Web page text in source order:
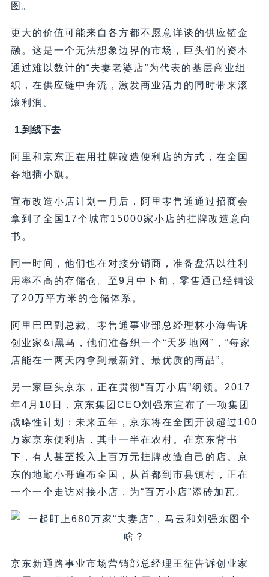
图。
更大的价值可能来自各方都不愿意详谈的供应链金
融。这是一个无法想象边界的市场，巨头们的资本
通过难以数计的“夫妻老婆店”为代表的基层商业组
织，在供应链中奔流，激发商业活力的同时带来滚
滚利润。
1.到线下去
阿里和京东正在用挂牌改造便利店的方式，在全国
各地插小旗。
宣布改造小店计划一月后，阿里零售通通过招商会
拿到了全国17个城市15000家小店的挂牌改造意向
书。
同一时间，他们也在对接分销商，准备盘活以往利
用率不高的存储仓。至9月中下旬，零售通已经铺设
了20万平方米的仓储体系。
阿里巴巴副总裁、零售通事业部总经理林小海告诉
创业家&i黑马，他们准备织一个“天罗地网”，“每家
店能在一两天内拿到最新鲜、最优质的商品”。
另一家巨头京东，正在贯彻“百万小店”纲领。2017
年4月10日，京东集团CEO刘强东宣布了一项集团
战略性计划：未来五年，京东将在全国开设超过100
万家京东便利店，其中一半在农村。在京东背书
下，有人甚至投入上百万元挂牌改造自己的店。京
东的地勤小哥遍布全国，从首都到市县镇村，正在
一个一个走访对接小店，为“百万小店”添砖加瓦。
京东新通路事业市场营销部总经理王征告诉创业家